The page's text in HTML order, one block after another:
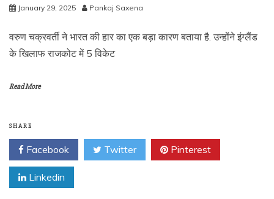
January 29, 2025 Pankaj Saxena
वरुण चक्रवर्ती ने भारत की हार का एक बड़ा कारण बताया है. उन्होंने इंग्लैंड
के खिलाफ राजकोट में 5 विकेट
Read More
SHARE
Facebook Twitter Pinterest
Linkedin